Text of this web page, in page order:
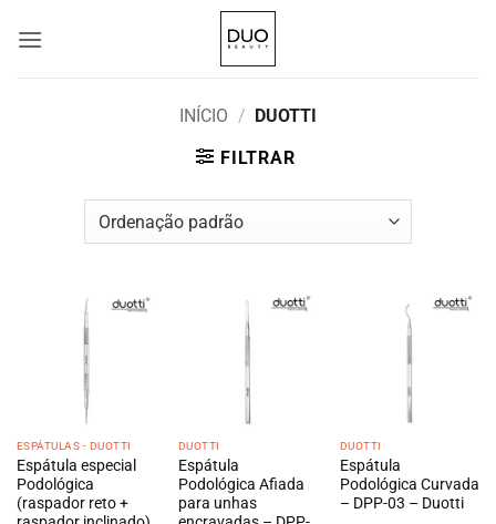
INÍCIO / DUOTTI
FILTRAR
ESPÁTULAS - DUOTTI
Espátula especial
Podológica
(raspador reto +
DUOTTI
Espátula
Podológica Afiada
para unhas
DUOTTI
Espátula
Podológica Curvada
– DPP-03 – Duotti